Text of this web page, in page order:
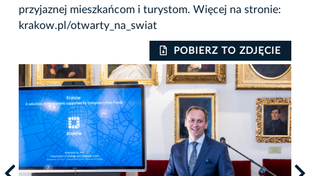
przyjaznej mieszkańcom i turystom. Więcej na stronie:
krakow.pl/otwarty_na_swiat
POBIERZ TO ZDJĘCIE